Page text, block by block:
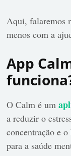
Aqui, falaremos
menos com a
App
O Calm é um
a reduzir o
concentração e
para a saúde